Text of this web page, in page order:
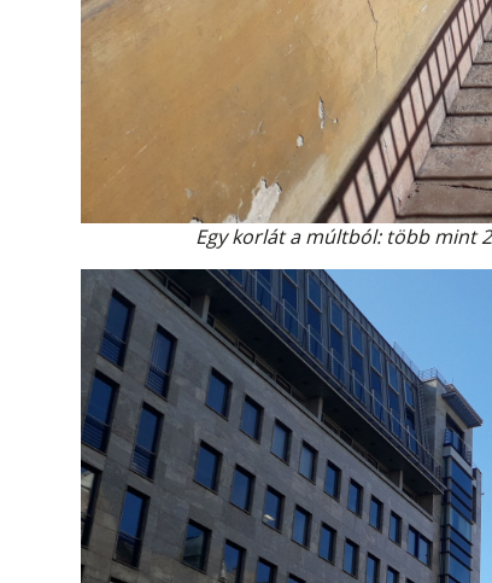
Egy korlát a múltból: több mint